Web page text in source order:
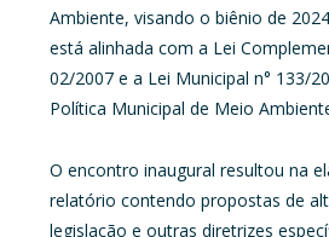
Ambiente, visando o biênio de
está alinhada com a Lei
02/2007 e a Lei Municipal n° 133/
Política Municipal de Meio
O encontro inaugural resultou na
relatório contendo propostas de
legislação e outras diretrizes